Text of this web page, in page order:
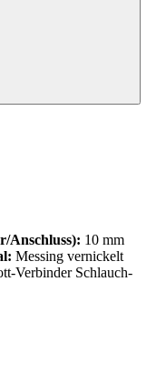
Anschluss): 10 mm
Messing vernickelt
Verbinder Schlauch-